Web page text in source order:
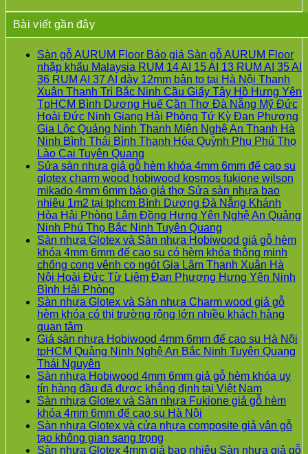
Bài viết gần đây
Sàn gỗ AURUM Floor Báo giá Sàn gỗ AURUM Floor
nhập khẩu Malaysia RUM 14 AI 15 AI 13 RUM AI 35 AI
36 RUM AI 37 AI dày 12mm bản to tại Hà Nội Thanh
Xuân Thanh Trì Bắc Ninh Cầu Giấy Tây Hồ Hưng Yên
TpHCM Bình Dương Huế Cần Thơ Đà Nẵng Mỹ Đức
Hoài Đức Ninh Giang Hải Phòng Tứ Kỳ Đan Phượng
Gia Lộc Quảng Ninh Thanh Miện Nghệ An Thanh Hà
Ninh Bình Thái Bình Thanh Hóa Quỳnh Phụ Phú Thọ
Lào Cai Tuyên Quang
có
bình
luận
ở
Sàn
gỗ
AURUM
Floor
Báo
giá
gỗ
AURUM
nhập
khẩu
RUM
14
AI
15
AI
13
RUM
Sửa sàn nhựa giả gỗ hèm khóa 4mm 6mm đế cao su
glotex charm wood hobiwood kosmos fukione wilson
mikado 4mm 6mm báo giá thợ Sửa sàn nhựa bao
nhiêu 1m2 tại tphcm Bình Dương Đà Nẵng Khánh
Hòa Hải Phòng Lâm Đồng Hưng Yên Nghệ An Quảng
Ninh Phú Thọ Bắc Ninh Tuyên Quang
có
bình
luận
ở
sàn
nhựa
gỗ
hèm
4mm
6mm
đế
su
charm
Sàn nhựa Glotex và Sàn nhựa Hobiwood giả gỗ hèm
khóa 4mm 6mm đế cao su có hèm khóa thông minh
chống cong vênh co ngót Gia Lâm Thanh Xuân Hà
Nội Hoài Đức Từ Liêm Đan Phượng Hưng Yên Ninh
Bình Hải Phòng
có
bình
ở
Sàn
Glotex
và
Sàn
nhựa
Hobiwood
giả
gỗ
Sàn nhựa Glotex và Sàn nhựa Charm wood giả gỗ
hèm khóa có thị trường rộng lớn nhiều khách hàng
quan tâmKhông
có
bình
luận
ở
Sàn
nhựa
Glotex
và
Sàn
nhựa
Giá sàn nhựa Hobiwood 4mm 6mm đế cao su Hà Nội
tpHCM Quảng Ninh Nghệ An Bắc Ninh Tuyên Quang
Thái Nguyên
có
bình
luận
ở
Giá
sàn
nhựa
Sàn nhựa Hobiwood 4mm 6mm giả gỗ hèm khóa uy
tín hàng đầu đã được khẳng định tại Việt NamKhông
có
luận
Sàn
Sàn nhựa Glotex và Sàn nhựa Fukione giả gỗ hèm
khóa 4mm 6mm đế cao su Hà Nội
có
luận
Sàn nhựa Glotex và cửa nhựa composite giả vân gỗ
tạo không gian sang trọng
có
Sàn nhựa Glotex 4mm giá bao nhiêu Sàn nhựa giả gỗ